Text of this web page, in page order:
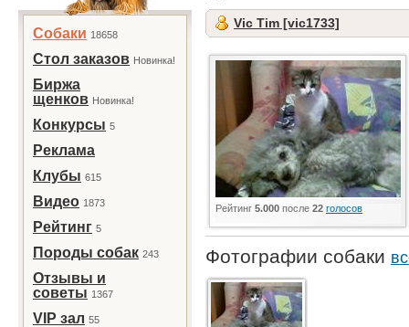
Собаки 18658
Стол заказов Новинка!
Биржа
щенков Новинка!
Конкурсы 5
Реклама
Клубы 615
Видео 1873
Рейтинг 5
Породы собак 243
Отзывы и
советы 1367
VIP зал 55
Vic Tim [vic1733]
Рейтинг 5.000 после 22 голосов
Фотографии собаки